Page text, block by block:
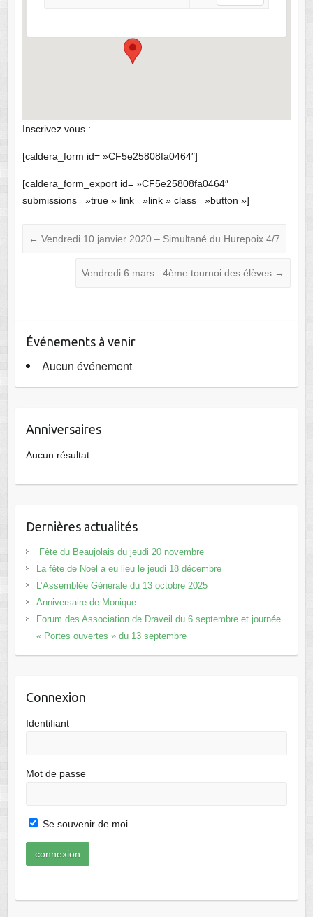
Inscrivez vous :
[caldera_form id= »CF5e25808fa0464″]
[caldera_form_export id= »CF5e25808fa0464″
submissions= »true » link= »link » class= »button »]
← Vendredi 10 janvier 2020 – Simultané du Hurepoix 4/7
Vendredi 6 mars : 4ème tournoi des élèves →
Événements à venir
Aucun événement
Anniversaires
Aucun résultat
Dernières actualités
Fête du Beaujolais du jeudi 20 novembre
La fête de Noël a eu lieu le jeudi 18 décembre
L’Assemblée Générale du 13 octobre 2025
Anniversaire de Monique
Forum des Association de Draveil du 6 septembre et journée
« Portes ouvertes » du 13 septembre
Connexion
Identifiant
Mot de passe
Se souvenir de moi